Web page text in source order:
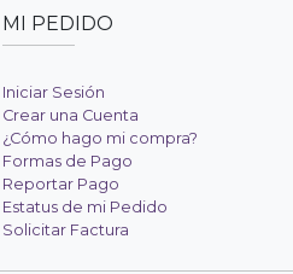
MI PEDIDO
Iniciar Sesión
Crear una Cuenta
¿Cómo hago mi compra?
Formas de Pago
Reportar Pago
Estatus de mi Pedido
Solicitar Factura